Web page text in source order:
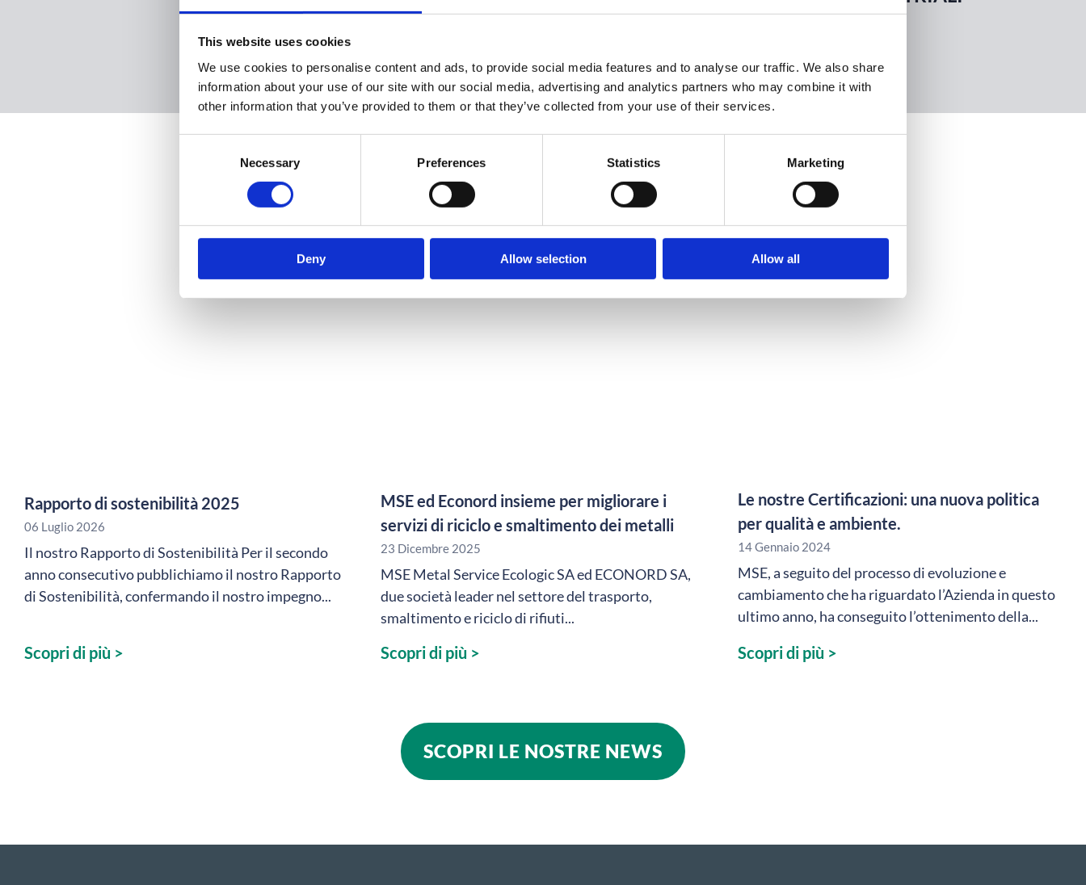
This website uses cookies
We use cookies to personalise content and ads, to provide social media features and to analyse our traffic. We also share
information about your use of our site with our social media, advertising and analytics partners who may combine it with
other information that you’ve provided to them or that they’ve collected from your use of their services.
Necessary Preferences Statistics Marketing
Deny Allow selection Allow all
RESTA SEMPRE AGGIORNATO SU MSE
Rapporto di sostenibilità 2025
06 Luglio 2026
Il nostro Rapporto di Sostenibilità Per il secondo
anno consecutivo pubblichiamo il nostro Rapporto
di Sostenibilità, confermando il nostro impegno...
Scopri di più >
MSE ed Econord insieme per migliorare i
servizi di riciclo e smaltimento dei metalli
23 Dicembre 2025
MSE Metal Service Ecologic SA ed ECONORD SA,
due società leader nel settore del trasporto,
smaltimento e riciclo di rifiuti...
Scopri di più >
Le nostre Certificazioni: una nuova politica
per qualità e ambiente.
14 Gennaio 2024
MSE, a seguito del processo di evoluzione e
cambiamento che ha riguardato l’Azienda in questo
ultimo anno, ha conseguito l’ottenimento della...
Scopri di più >
SCOPRI LE NOSTRE NEWS